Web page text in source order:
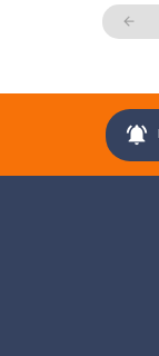
arrow_back
notifications_active